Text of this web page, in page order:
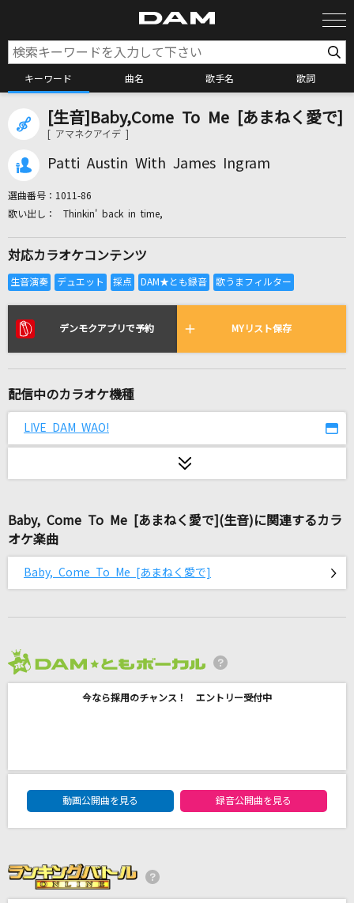
キーワード 曲名 歌手名 歌詞
カラオケ検索
全国りれき
リアルタイムで歌われている曲の一覧
[生音]HOT LIMIT
女の夜汽車
ウィーアー!
UNDEAD
YOASOBI
パク・ジュニョン
[生音]Baby,Come To Me [あまねく愛で]
[ アマネクアイデ ]
Patti Austin With James Ingram
選曲番号： 1011-86
Thinkin' back in time,
対応カラオケコンテンツ
デンモクアプリで予約 MYリスト保存
配信中のカラオケ機種
LIVE DAM WAO!
Baby, Come To Me [あまねく愛で](生音)に関連するカラ
オケ楽曲
Baby, Come To Me [あまねく愛で]
今なら採用のチャンス！ エントリー受付中
DAM★ともボーカルエントリーランキング
動画公開曲を見る
録音公開曲を見る